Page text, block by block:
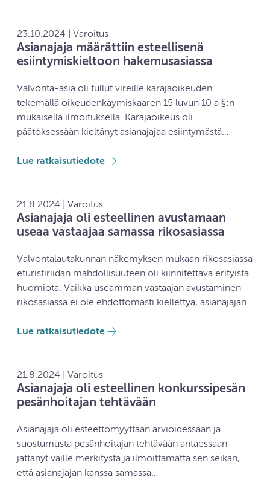
23.10.2024 | Varoitus
Asianajaja määrättiin esteellisenä
esiintymiskieltoon hakemusasiassa
Valvonta-asia oli tullut vireille käräjäoikeuden
tekemällä oikeudenkäymiskaaren 15 luvun 10 a §:n
mukaisella ilmoituksella. Käräjäoikeus oli
päätöksessään kieltänyt asianajajaa esiintymästä…
Lue ratkaisutiedote
21.8.2024 | Varoitus
Asianajaja oli esteellinen avustamaan
useaa vastaajaa samassa rikosasiassa
Valvontalautakunnan näkemyksen mukaan rikosasiassa
eturistiriidan mahdollisuuteen oli kiinnitettävä erityistä
huomiota. Vaikka useamman vastaajan avustaminen
rikosasiassa ei ole ehdottomasti kiellettyä, asianajajan…
Lue ratkaisutiedote
21.8.2024 | Varoitus
Asianajaja oli esteellinen konkurssipesän
pesänhoitajan tehtävään
Asianajaja oli esteettömyyttään arvioidessaan ja
suostumusta pesänhoitajan tehtävään antaessaan
jättänyt vaille merkitystä ja ilmoittamatta sen seikan,
että asianajajan kanssa samassa…